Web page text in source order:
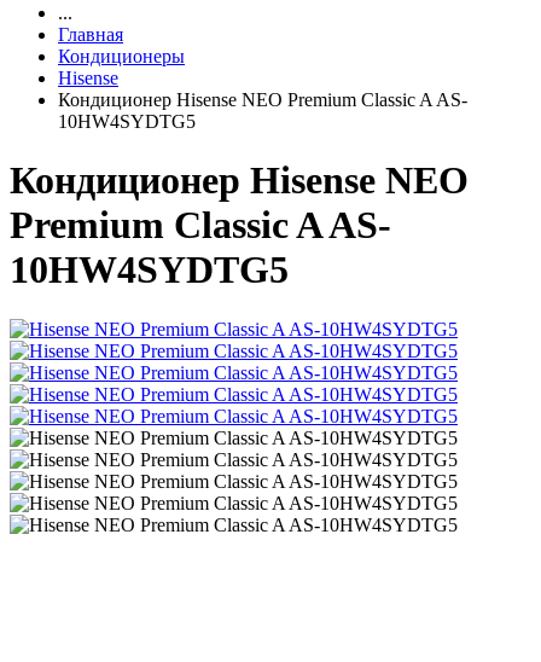
...
Главная
Кондиционеры
Hisense
Кондиционер Hisense NEO Premium Classic A AS-
10HW4SYDTG5
Кондиционер Hisense NEO
Premium Classic A AS-
10HW4SYDTG5